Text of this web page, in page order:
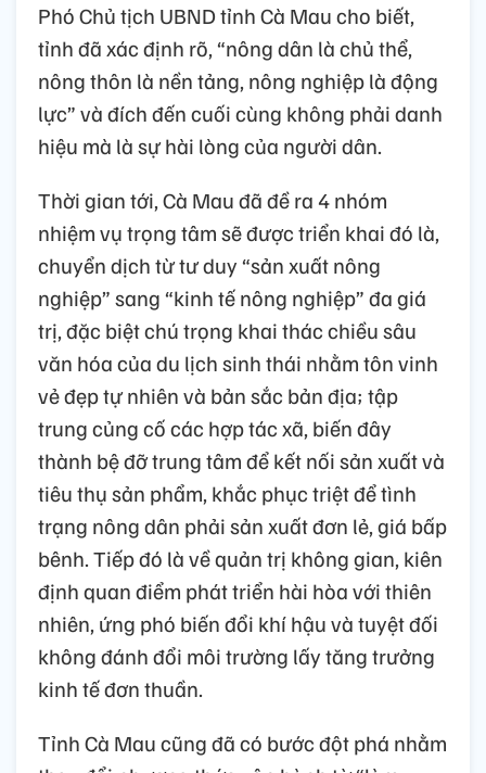
Phó Chủ tịch UBND tỉnh Cà Mau cho biết,
tỉnh đã xác định rõ, “nông dân là chủ thể,
nông thôn là nền tảng, nông nghiệp là động
lực” và đích đến cuối cùng không phải danh
hiệu mà là sự hài lòng của người dân.
Thời gian tới, Cà Mau đã đề ra 4 nhóm
nhiệm vụ trọng tâm sẽ được triển khai đó là,
chuyển dịch từ tư duy “sản xuất nông
nghiệp” sang “kinh tế nông nghiệp” đa giá
trị, đặc biệt chú trọng khai thác chiều sâu
văn hóa của du lịch sinh thái nhằm tôn vinh
vẻ đẹp tự nhiên và bản sắc bản địa; tập
trung củng cố các hợp tác xã, biến đây
thành bệ đỡ trung tâm để kết nối sản xuất và
tiêu thụ sản phẩm, khắc phục triệt để tình
trạng nông dân phải sản xuất đơn lẻ, giá bấp
bênh. Tiếp đó là về quản trị không gian, kiên
định quan điểm phát triển hài hòa với thiên
nhiên, ứng phó biến đổi khí hậu và tuyệt đối
không đánh đổi môi trường lấy tăng trưởng
kinh tế đơn thuần.
Tỉnh Cà Mau cũng đã có bước đột phá nhằm